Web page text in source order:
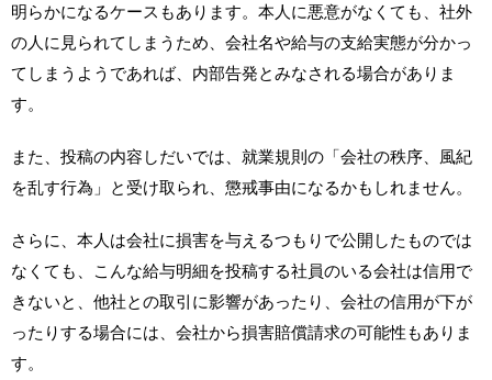
明らかになるケースもあります。本人に悪意がなくても、社外
の人に見られてしまうため、会社名や給与の支給実態が分かっ
てしまうようであれば、内部告発とみなされる場合がありま
す。
また、投稿の内容しだいでは、就業規則の「会社の秩序、風紀
を乱す行為」と受け取られ、懲戒事由になるかもしれません。
さらに、本人は会社に損害を与えるつもりで公開したものでは
なくても、こんな給与明細を投稿する社員のいる会社は信用で
きないと、他社との取引に影響があったり、会社の信用が下が
ったりする場合には、会社から損害賠償請求の可能性もありま
す。